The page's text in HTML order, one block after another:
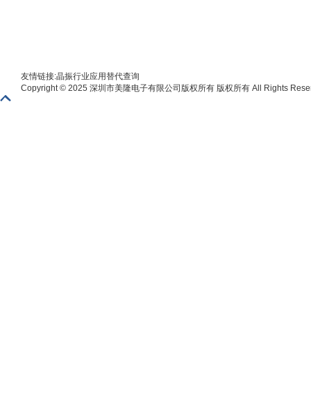
友情链接:晶振行业应用替代查询
Copyright © 2025 深圳市美隆电子有限公司版权所有 版权所有 All Rights